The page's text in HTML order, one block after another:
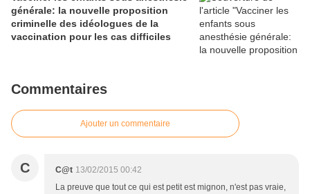
générale: la nouvelle proposition
criminelle des idéologues de la
vaccination pour les cas difficiles
Commentaires
Ajouter un commentaire
C C@t 13/02/2015 00:42
La preuve que tout ce qui est petit est mignon, n'est pas vraie,